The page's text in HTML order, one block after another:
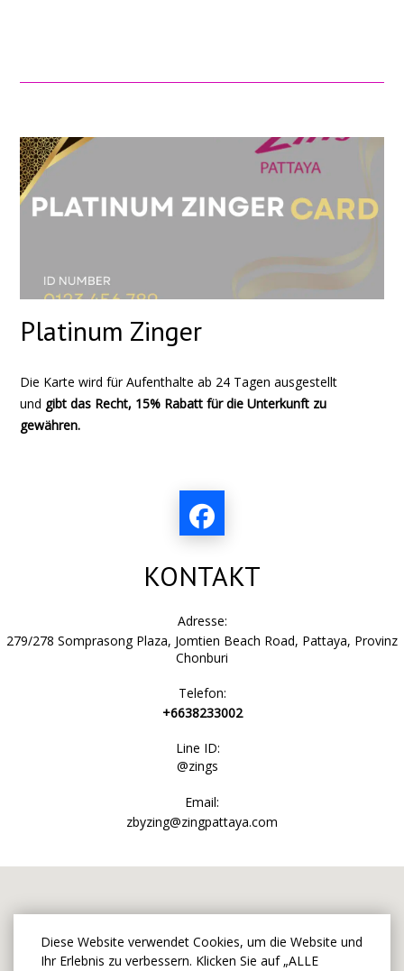
Diese Website verwendet Cookies, um die Website und
Ihr Erlebnis zu verbessern. Klicken Sie auf „ALLE
Platinum Zinger
Die Karte wird für Aufenthalte ab 24 Tagen ausgestellt
und gibt das Recht, 15% Rabatt für die Unterkunft zu
gewähren.
KONTAKT
Adresse:
279/278 Somprasong Plaza, Jomtien Beach Road, Pattaya, Provinz
Chonburi
Telefon:
+6638233002
Line ID:
@zings
Email:
zbyzing@zingpattaya.com